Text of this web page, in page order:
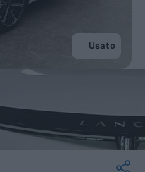
Fiat
Alfa Romeo
Dacia
Renault
Usato